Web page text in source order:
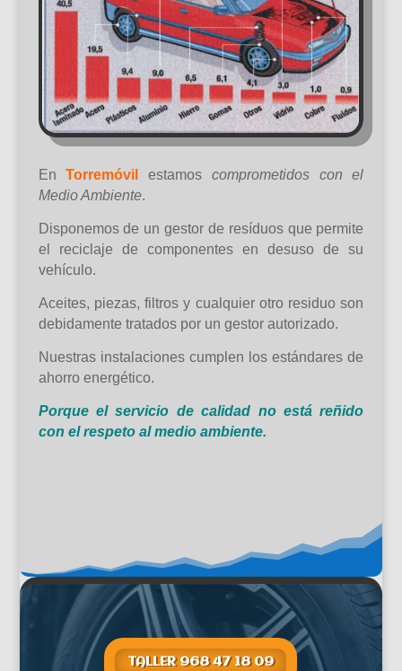
EnTorremóvil estamos comprometidos con el
Medio Ambiente.
Disponemos de un gestor de resíduos que permite
el reciclaje de componentes en desuso de su
vehículo.
Aceites, piezas, filtros y cualquier otro residuo son
debidamente tratados por un gestor autorizado.
Nuestras instalaciones cumplen los estándares de
ahorro energético.
Porque el servicio de calidad no está reñido
con el respeto al medio ambiente.
TALLER 968 47 18 09